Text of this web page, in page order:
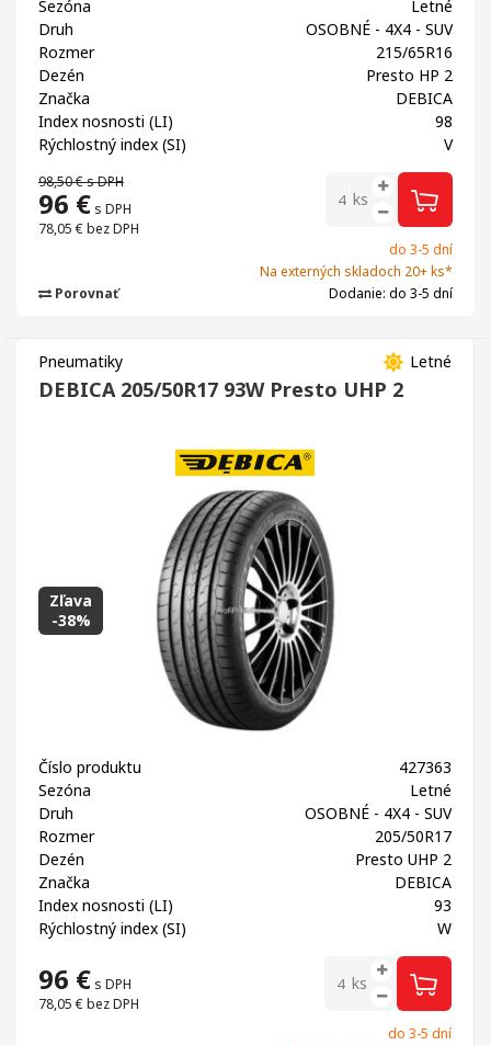
Sezóna
Letné
Druh
OSOBNÉ - 4X4 - SUV
Rozmer
215/65R16
Dezén
Presto HP 2
Značka
DEBICA
Index nosnosti (LI)
98
Rýchlostný index (SI)
V
98,50 €s DPH
96 € s DPH
78,05 € bez DPH
ks
do 3-5 dní
Na externých skladoch 20+ ks*
Dodanie: do 3-5 dní
Porovnať
Letné
Pneumatiky
DEBICA 205/50R17 93W Presto UHP 2
Zľava
-38%
Číslo produktu
427363
Sezóna
Letné
Druh
OSOBNÉ - 4X4 - SUV
Rozmer
205/50R17
Dezén
Presto UHP 2
Značka
DEBICA
Index nosnosti (LI)
93
Rýchlostný index (SI)
W
96 € s DPH
78,05 € bez DPH
ks
do 3-5 dní